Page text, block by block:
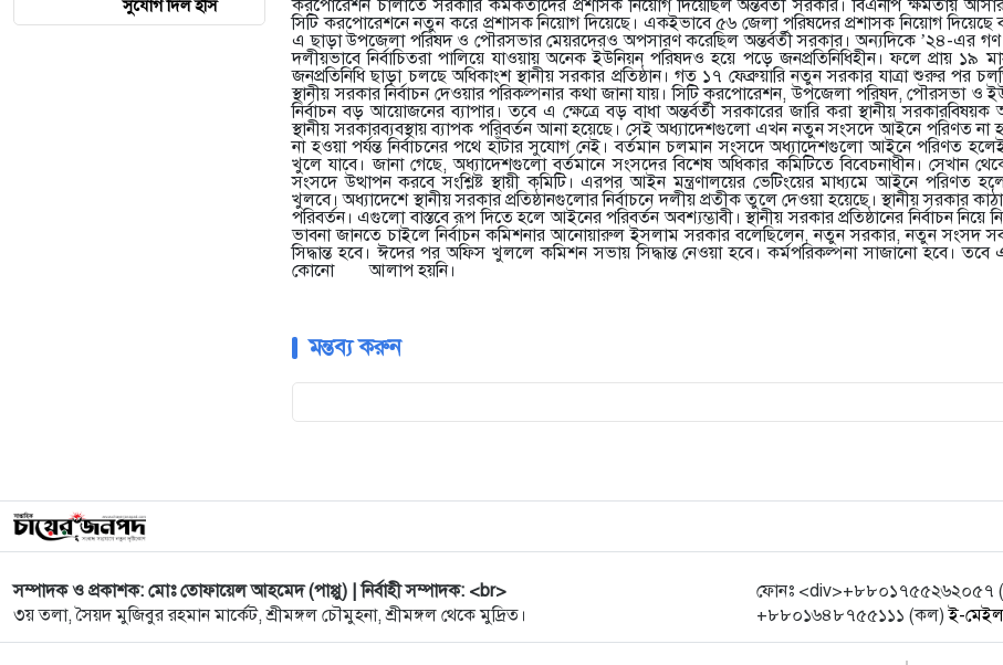
সুযোগ দিল ইসি
করপোরেশন চালাতে সরকারি কর্মকর্তাদের প্রশাসক নিয়োগ দিয়েছিল অন্তর্বর্তী সরকার। বিএনপি ক্ষমতায়
সিটি করপোরেশনে নতুন করে প্রশাসক নিয়োগ দিয়েছে। একইভাবে ৫৬ জেলা পরিষদের প্রশাসক নিয়োগ দিয়েছে
এ ছাড়া উপজেলা পরিষদ ও পৌরসভার মেয়রদেরও অপসারণ করেছিল অন্তর্বর্তী সরকার। অন্যদিকে ’২৪-এর গণ
দলীয়ভাবে নির্বাচিতরা পালিয়ে যাওয়ায় অনেক ইউনিয়ন পরিষদও হয়ে পড়ে জনপ্রতিনিধিহীন। ফলে প্রায় ১৯
জনপ্রতিনিধি ছাড়া চলছে অধিকাংশ স্থানীয় সরকার প্রতিষ্ঠান। গত ১৭ ফেব্রুয়ারি নতুন সরকার যাত্রা শুরুর পর
স্থানীয় সরকার নির্বাচন দেওয়ার পরিকল্পনার কথা জানা যায়। সিটি করপোরেশন, উপজেলা পরিষদ, পৌরসভা ও
নির্বাচন বড় আয়োজনের ব্যাপার। তবে এ ক্ষেত্রে বড় বাধা অন্তর্বর্তী সরকারের জারি করা স্থানীয়
স্থানীয় সরকারব্যবস্থায় ব্যাপক পরিবর্তন আনা হয়েছে। সেই অধ্যাদেশগুলো এখন নতুন সংসদে আইনে পরিণত না
না হওয়া পর্যন্ত নির্বাচনের পথে হাঁটার সুযোগ নেই। বর্তমান চলমান সংসদে অধ্যাদেশগুলো আইনে পরিণত
খুলে যাবে। জানা গেছে, অধ্যাদেশগুলো বর্তমানে সংসদের বিশেষ অধিকার কমিটিতে বিবেচনাধীন। সেখান
সংসদে উত্থাপন করবে সংশ্লিষ্ট স্থায়ী কমিটি। এরপর আইন মন্ত্রণালয়ের ভেটিংয়ের মাধ্যমে আইনে পরিণত
খুলবে। অধ্যাদেশে স্থানীয় সরকার প্রতিষ্ঠানগুলোর নির্বাচনে দলীয় প্রতীক তুলে দেওয়া হয়েছে। স্থানীয় সরকার
পরিবর্তন। এগুলো বাস্তবে রূপ দিতে হলে আইনের পরিবর্তন অবশ্যম্ভাবী। স্থানীয় সরকার প্রতিষ্ঠানের নির্বাচন নিয়ে
ভাবনা জানতে চাইলে নির্বাচন কমিশনার আনোয়ারুল ইসলাম সরকার বলেছিলেন, নতুন সরকার, নতুন সংসদ
সিদ্ধান্ত হবে। ঈদের পর অফিস খুললে কমিশন সভায় সিদ্ধান্ত নেওয়া হবে। কর্মপরিকল্পনা সাজানো হবে।
কোনো আলাপ হয়নি।
মন্তব্য করুন
সম্পাদক ও প্রকাশক: মোঃ তোফায়েল আহমেদ (পাপ্পু) | নির্বাহী সম্পাদক: <br>
৩য় তলা, সৈয়দ মুজিবুর রহমান মার্কেট, শ্রীমঙ্গল চৌমুহনা, শ্রীমঙ্গল থেকে মুদ্রিত।
ফোনঃ <div>+৮৮০১৭৫৫২৬২০৫৭
+৮৮০১৬৪৮৭৫৫১১১ (কল)ই-